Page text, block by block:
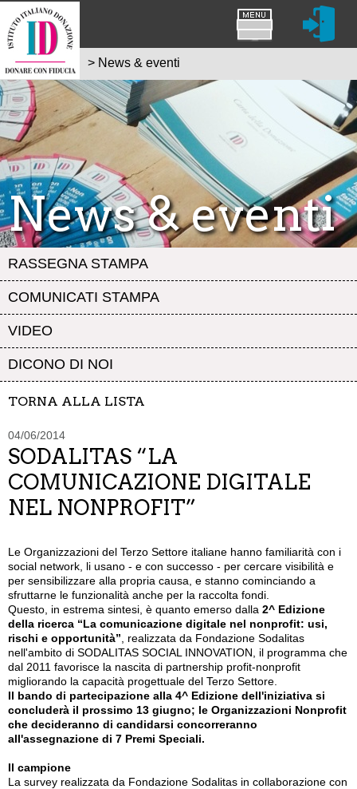
News & eventi
RASSEGNA STAMPA
COMUNICATI STAMPA
VIDEO
DICONO DI NOI
> News & eventi
TORNA ALLA LISTA
04/06/2014
SODALITAS “LA
COMUNICAZIONE DIGITALE
NEL NONPROFIT”
Le Organizzazioni del Terzo Settore italiane hanno familiarità con i
social network, li usano - e con successo - per cercare visibilità e
per sensibilizzare alla propria causa, e stanno cominciando a
sfruttarne le funzionalità anche per la raccolta fondi.
Questo, in estrema sintesi, è quanto emerso dalla 2^ Edizione
della ricerca “La comunicazione digitale nel nonprofit: usi,
rischi e opportunità” , realizzata da Fondazione Sodalitas
nell'ambito di SODALITAS SOCIAL INNOVATION, il programma che
dal 2011 favorisce la nascita di partnership profit-nonprofit
migliorando la capacità progettuale del Terzo Settore.
Il bando di partecipazione alla 4^ Edizione dell'iniziativa si
concluderà il prossimo 13 giugno; le Organizzazioni Nonprofit
che decideranno di candidarsi concorreranno
all'assegnazione di 7 Premi Speciali.
Il campione
La survey realizzata da Fondazione Sodalitas in collaborazione con